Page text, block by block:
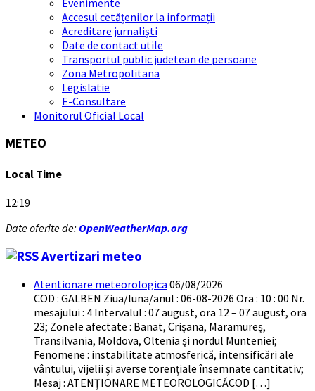
Accesul cetățenilor la informații
Acreditare jurnaliști
Date de contact utile
Transportul public judetean de persoane
Zona Metropolitana
Legislatie
E-Consultare
Monitorul Oficial Local
METEO
Local Time
12:19
Date oferite de: OpenWeatherMap.org
Avertizari meteo
Atentionare meteorologica 06/08/2026
COD : GALBEN Ziua/luna/anul : 06-08-2026 Ora : 10 : 00 Nr.
mesajului : 4 Intervalul : 07 august, ora 12 – 07 august, ora
23; Zonele afectate : Banat, Crișana, Maramureș,
Transilvania, Moldova, Oltenia și nordul Munteniei;
Fenomene : instabilitate atmosferică, intensificări ale
vântului, vijelii și averse torențiale însemnate cantitativ;
Mesaj : ATENȚIONARE METEOROLOGICĂCOD […]